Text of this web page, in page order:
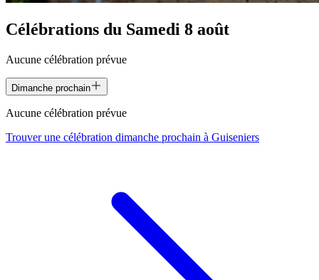
Célébrations du Samedi 8 août
Aucune célébration prévue
Dimanche prochain
Aucune célébration prévue
Trouver une célébration dimanche prochain à Guiseniers